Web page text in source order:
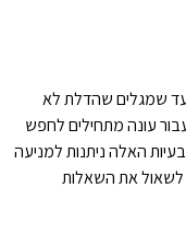
עד שמגלים שהדלת לא
עונה מתחילים לחפש
האלה ניתנות למניעה
לשאול את השאלות